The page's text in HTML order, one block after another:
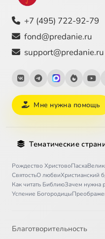
+7 (495) 722-92-79
fond@predanie.ru
support@predanie.ru
Мне нужна помощь
Тематические
Рождество ХристовоПасха
СвятостьО любвиХристианский
Как читать БиблиюЗачем нужна
Успение Богородицы
Благотворительность